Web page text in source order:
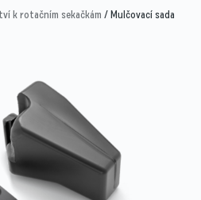
k rotačním sekačkám / Mulčovací sada